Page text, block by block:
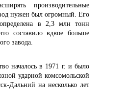
производительные
нужен был огромный. Его
в 2,3 млн тонн
составило вдвое больше
завода.
началось в 1971 г. и было
ударной комсомольской
Дальний на несколько лет